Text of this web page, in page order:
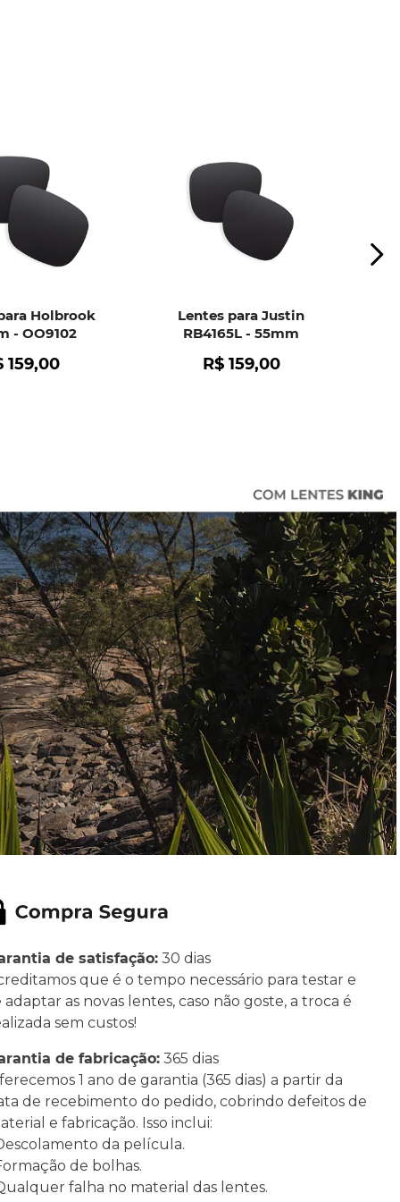
Holbrook
- OO9102
159,00
Lentes para Justin
RB4165L - 55mm
R$ 159,00
de satisfação:30 dias
que é o tempo necessário para testar e
adaptar as novas lentes, caso não goste, a troca é
sem custos!
de fabricação:365 dias
1 ano de garantia (365 dias) a partir da
de recebimento do pedido, cobrindo defeitos de
e fabricação. Isso inclui:
da película.
de bolhas.
falha no material das lentes.